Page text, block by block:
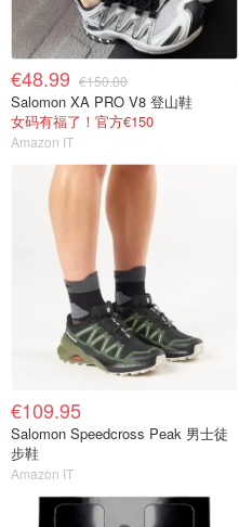
€48.99 €150.00
Salomon XA PRO V8 登山鞋
女码有福了！官方€150
Amazon IT
€109.95
Salomon Speedcross Peak 男士徒
步鞋
Amazon IT